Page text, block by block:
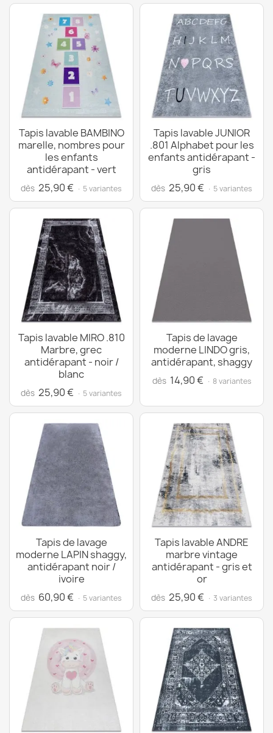
Tapis lavable BAMBINO
marelle, nombres pour
les enfants
antidérapant - vert
dès 25,90 € · 5 variantes
Tapis lavable JUNIOR
.801 Alphabet pour les
enfants antidérapant -
gris
dès 25,90 € · 5 variantes
Tapis lavable MIRO .810
Marbre, grec
antidérapant - noir /
blanc
dès 25,90 € · 5 variantes
Tapis de lavage
moderne LINDO gris,
antidérapant, shaggy
dès 14,90 € · 8 variantes
Tapis de lavage
moderne LAPIN shaggy,
antidérapant noir /
ivoire
dès 60,90 € · 5 variantes
Tapis lavable ANDRE
marbre vintage
antidérapant - gris et
or
dès 25,90 € · 3 variantes